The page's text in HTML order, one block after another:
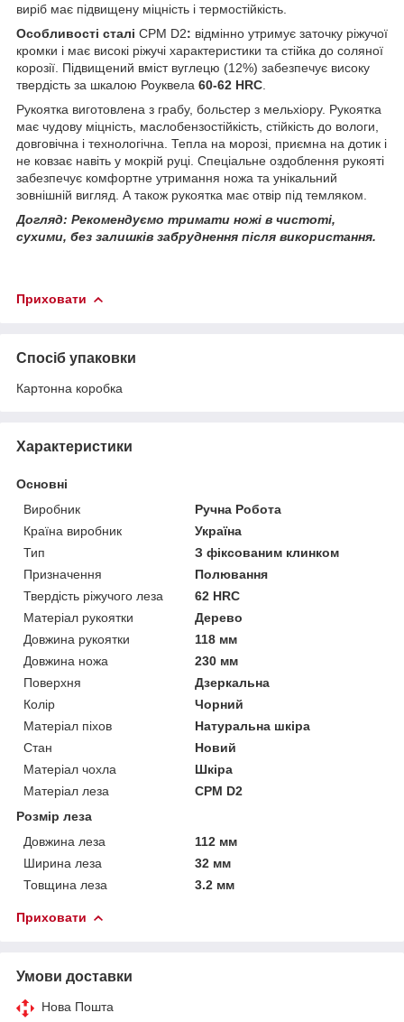
виріб має підвищену міцність і термостійкість.
Особливості сталі CPM D2: відмінно утримує заточку ріжучої
кромки і має високі ріжучі характеристики та стійка до соляної
корозії. Підвищений вміст вуглецю (12%) забезпечує високу
твердість за шкалою Роуквела 60-62 HRC
Рукоятка виготовлена ​​з грабу, больстер з мельхіору. Рукоятка
має чудову міцність, маслобензостійкість, стійкість до вологи,
довговічна і технологічна. Тепла на морозі, приємна на дотик і
не ковзає навіть у мокрій руці. Спеціальне оздоблення рукояті
забезпечує комфортне утримання ножа та унікальний
зовнішній вигляд. А також рукоятка має отвір під темляком.
Догляд: Рекомендуємо тримати ножі в чистоті,
сухими, без залишків забруднення після використання.
Приховати
Спосіб упаковки
Картонна коробка
Характеристики
Основні
Виробник
Ручна Робота
Країна виробник
Україна
Тип
З фіксованим клинком
Призначення
Полювання
Твердість ріжучого леза
62 HRC
Матеріал рукоятки
Дерево
Довжина рукоятки
118 мм
Довжина ножа
230 мм
Поверхня
Дзеркальна
Колір
Чорний
Матеріал піхов
Натуральна шкіра
Стан
Новий
Матеріал чохла
Шкіра
Матеріал леза
CPM D2
Розмір леза
Довжина леза
112 мм
Ширина леза
32 мм
Товщина леза
3.2 мм
Приховати
Умови доставки
Нова Пошта